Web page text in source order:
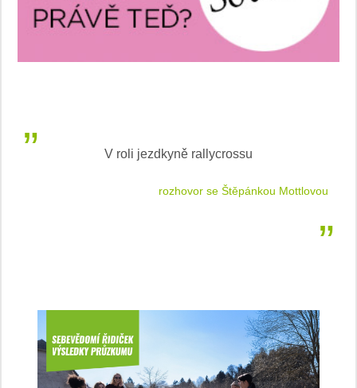
V roli jezdkyně rallycrossu
rozhovor se Štěpánkou Mottlovou